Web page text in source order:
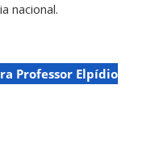
nacional.
Professor Elpídio